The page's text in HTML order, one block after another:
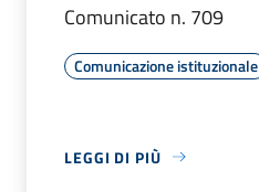
Comunicato n. 709
Comunicazione istituzionale
LEGGI DI PIÙ